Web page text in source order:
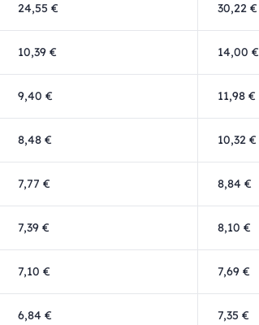
24,55 € 30,22 €
10,39 € 14,00 €
9,40 € 11,98 €
8,48 € 10,32 €
7,77 € 8,84 €
7,39 € 8,10 €
7,10 € 7,69 €
6,84 € 7,35 €